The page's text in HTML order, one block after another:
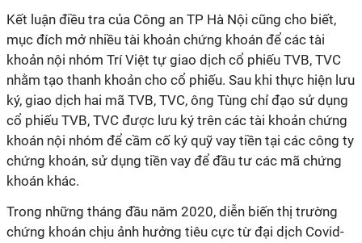
Kết luận điều tra của Công an TP Hà Nội cũng cho biết,
mục đích mở nhiều tài khoản chứng khoán để các tài
khoản nội nhóm Trí Việt tự giao dịch cổ phiếu TVB, TVC
nhằm tạo thanh khoản cho cổ phiếu. Sau khi thực hiện lưu
ký, giao dịch hai mã TVB, TVC, ông Tùng chỉ đạo sử dụng
cổ phiếu TVB, TVC được lưu ký trên các tài khoản chứng
khoán nội nhóm để cầm cố ký quỹ vay tiền tại các công ty
chứng khoán, sử dụng tiền vay để đầu tư các mã chứng
khoán khác.
Trong những tháng đầu năm 2020, diễn biến thị trường
chứng khoán chịu ảnh hưởng tiêu cực từ đại dịch Covid-